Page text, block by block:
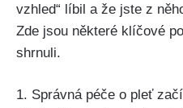
⁤vzhled“ líbil a že jste z
Zde jsou​ některé klíčové
shrnuli.
1. Správná ‍péče o pleť